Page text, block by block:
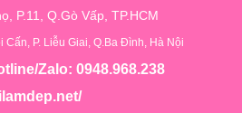
P.11, Q.Gò Vấp, TP.HCM
P. Liễu Giai, Q.Ba Đình, Hà Nội
Zalo: 0948.968.238